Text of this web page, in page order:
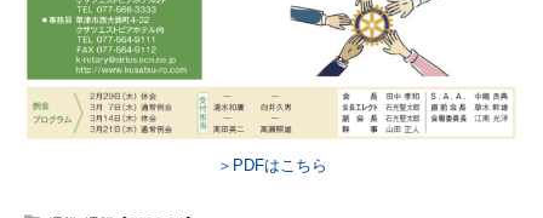
＞PDFはこちら